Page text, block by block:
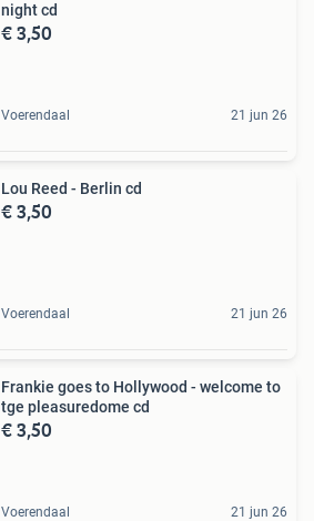
night cd
€ 3,50
Voerendaal 21 jun 26
Lou Reed - Berlin cd
€ 3,50
Voerendaal 21 jun 26
Frankie goes to Hollywood - welcome to
tge pleasuredome cd
€ 3,50
Voerendaal 21 jun 26